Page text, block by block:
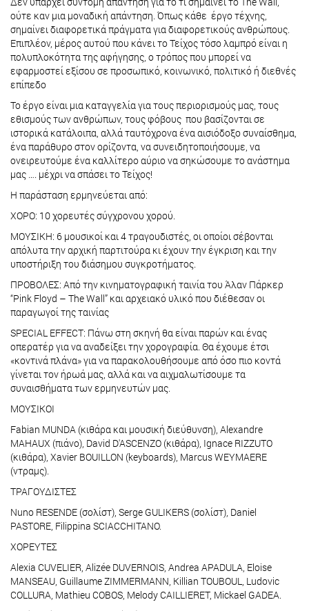
ούτε καν μια μοναδική απάντηση. Όπως κάθε έργο τέχνης,
σημαίνει διαφορετικά πράγματα για διαφορετικούς ανθρώπους.
Επιπλέον, μέρος αυτού που κάνει το Τείχος τόσο λαμπρό είναι η
πολυπλοκότητα της αφήγησης, ο τρόπος που μπορεί να
εφαρμοστεί εξίσου σε προσωπικό, κοινωνικό, πολιτικό ή διεθνές
επίπεδο
Το έργο είναι μια καταγγελία για τους περιορισμούς μας, τους
εθισμούς των ανθρώπων, τους φόβους που βασίζονται σε
ιστορικά κατάλοιπα, αλλά ταυτόχρονα ένα αισιόδοξο συναίσθημα,
ένα παράθυρο στον ορίζοντα, να συνειδητοποιήσουμε, να
ονειρευτούμε ένα καλλίτερο αύριο να σηκώσουμε το ανάστημα
μας …. μέχρι να σπάσει το Τείχος!
Η παράσταση ερμηνεύεται από:
ΧΟΡΟ: 10 χορευτές σύγχρονου χορού.
ΜΟΥΣΙΚΗ: 6 μουσικοί και 4 τραγουδιστές, οι οποίοι σέβονται
απόλυτα την αρχική παρτιτούρα κι έχουν την έγκριση και την
υποστήριξη του διάσημου συγκροτήματος.
ΠΡΟΒΟΛΕΣ: Από την κινηματογραφική ταινία του Άλαν Πάρκερ
“Pink Floyd – The Wall” και αρχειακό υλικό που διέθεσαν οι
παραγωγοί της ταινίας
SPECIAL EFFECT: Πάνω στη σκηνή θα είναι παρών και ένας
οπερατέρ για να αναδείξει την χορογραφία. Θα έχουμε έτσι
«κοντινά πλάνα» για να παρακολουθήσουμε από όσο πιο κοντά
γίνεται τον ήρωά μας, αλλά και να αιχμαλωτίσουμε τα
συναισθήματα των ερμηνευτών μας.
ΜΟΥΣΙΚΟΙ
Fabian MUNDA (κιθάρα και μουσική διεύθυνση), Alexandre
MAHAUX (πιάνο), David D'ASCENZO (κιθάρα), Ignace RIZZUTO
(κιθάρα), Xavier BOUILLON (keyboards), Marcus WEYMAERE
(ντραμς).
ΤΡΑΓΟΥΔΙΣΤΕΣ
Nuno RESENDE (σολίστ), Serge GULIKERS (σολίστ), Daniel
PASTORE, Filippina SCIACCHITANO.
ΧΟΡΕΥΤΕΣ
Alexia CUVELIER, Alizée DUVERNOIS, Andrea APADULA, Eloise
MANSEAU, Guillaume ZIMMERMANN, Killian TOUBOUL, Ludovic
COLLURA, Mathieu COBOS, Melody CAILLIERET, Mickael GADEA.